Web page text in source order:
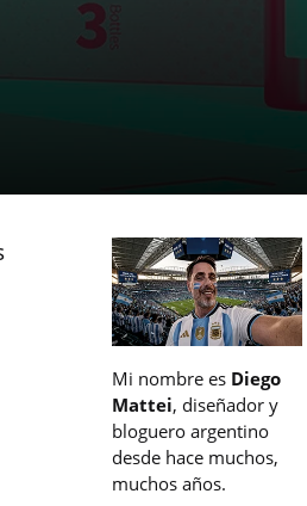
Mi nombre es Diego
Mattei, diseñador y
bloguero argentino
desde hace muchos,
muchos años.